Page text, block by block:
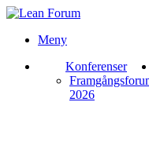
Meny
Konferenser
2026